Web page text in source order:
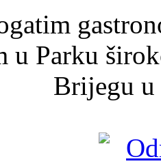
u Parku
Brijegu u